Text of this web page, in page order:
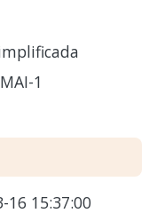
1
16 15:37:00